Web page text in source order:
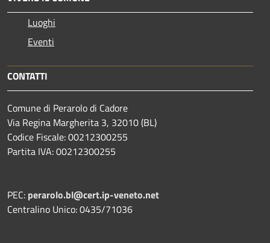
Luoghi
Eventi
CONTATTI
Comune di Perarolo di Cadore
Via Regina Margherita 3, 32010 (BL)
Codice Fiscale: 00212300255
Partita IVA: 00212300255
PEC: perarolo.bl@cert.ip-veneto.net
Centralino Unico: 0435/71036